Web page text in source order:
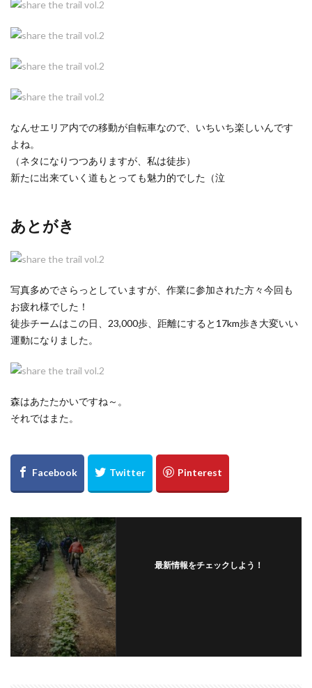
なんせエリア内での移動が自転車なので、いちいち楽しいんです
よね。
（ネタになりつつありますが、私は徒歩）
新たに出来ていく道もとっても魅力的でした（泣
あとがき
写真多めでさらっとしていますが、作業に参加された方々今回も
お疲れ様でした！
徒歩チームはこの日、23,000歩、距離にすると17km歩き大変いい
運動になりました。
森はあたたかいですね～。
それではまた。
最新情報をチェックしよう！